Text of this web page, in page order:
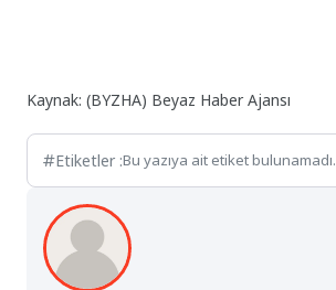
Kaynak: (BYZHA) Beyaz Haber Ajansı
Etiketler :Bu yazıya ait etiket bulunamadı.